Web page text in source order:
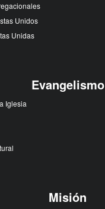
Unidos
Unidas
Evangelismo
Iglesia
Misión